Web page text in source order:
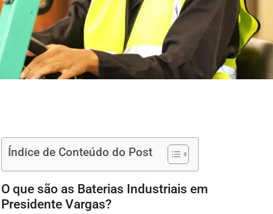
Índice de Conteúdo do Post
O que são as Baterias Industriais em
Presidente Vargas?